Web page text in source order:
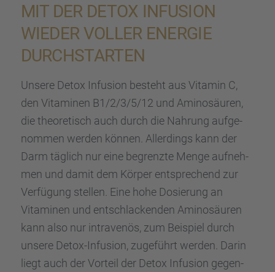
MIT DER DETOX INFUSION
WIEDER VOLLER ENERGIE
DURCH­STAR­TEN
Unsere Detox Infusion besteht aus Vitamin C,
den Vitami­nen B1/2/3/5/12 und Amino­säu­ren,
die theore­tisch auch durch die Nahrung aufge­
nom­men werden können. Aller­dings kann der
Darm täglich nur eine begrenzte Menge aufneh­
men und damit dem Körper entspre­chend zur
Verfü­gung stellen. Eine hohe Dosie­rung an
Vitami­nen und entschla­cken­den Amino­säu­ren
kann also nur intra­ve­nös, zum Beispiel durch
unsere Detox-Infusion, zugeführt werden. Darin
liegt auch der Vorteil der Detox Infusion gegen­